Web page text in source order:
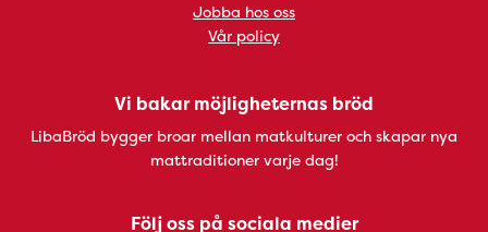
Jobba hos oss
Vår policy
Vi bakar möjligheternas bröd
LibaBröd bygger broar mellan matkulturer och skapar nya
mattraditioner varje dag!
Följ oss på sociala medier